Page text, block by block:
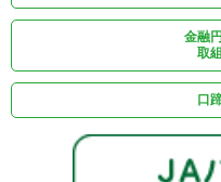
金融
取
口